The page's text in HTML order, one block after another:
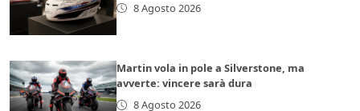
8 Agosto 2026
Martin vola in pole a Silverstone, ma
avverte: vincere sarà dura
8 Agosto 2026